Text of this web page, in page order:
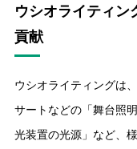
ウシオライティン
貢献
ウシオライティングは
サートなどの「舞台照
光装置の光源」など、